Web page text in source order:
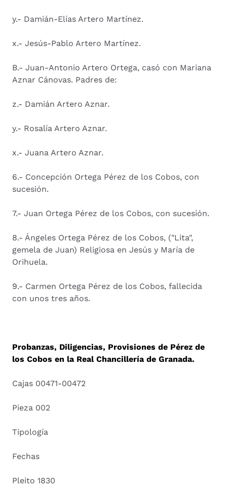
y.- Damián-Elías Artero Martínez.
x.- Jesús-Pablo Artero Martínez.
B.- Juan-Antonio Artero Ortega, casó con Mariana
Aznar Cánovas. Padres de:
z.- Damián Artero Aznar.
y.- Rosalía Artero Aznar.
x.- Juana Artero Aznar.
6.- Concepción Ortega Pérez de los Cobos, con
sucesión.
7.- Juan Ortega Pérez de los Cobos, con sucesión.
8.- Ángeles Ortega Pérez de los Cobos, ("Lita",
gemela de Juan) Religiosa en Jesús y María de
Orihuela.
9.- Carmen Ortega Pérez de los Cobos, fallecida
con unos tres años.
Probanzas, Diligencias, Provisiones de Pérez de
los Cobos en la Real Chancillería de Granada.
Cajas 00471-00472
Pieza 002
Tipología
Fechas
Pleito 1830